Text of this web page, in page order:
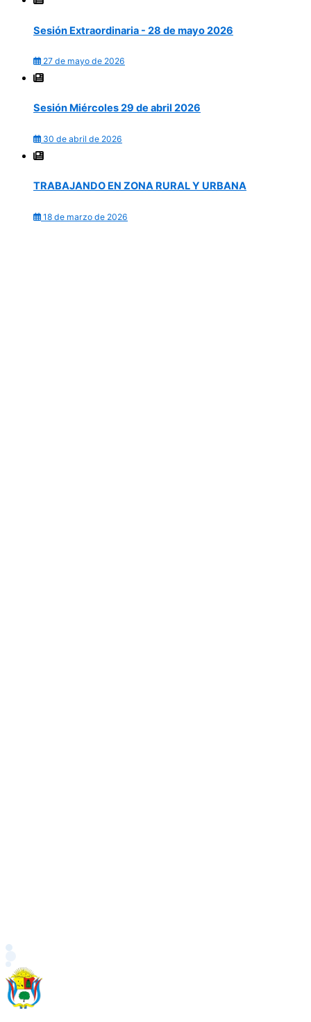
Sesión Extraordinaria - 28 de mayo 2026
27 de mayo de 2026
Sesión Miércoles 29 de abril 2026
30 de abril de 2026
TRABAJANDO EN ZONA RURAL Y URBANA
18 de marzo de 2026